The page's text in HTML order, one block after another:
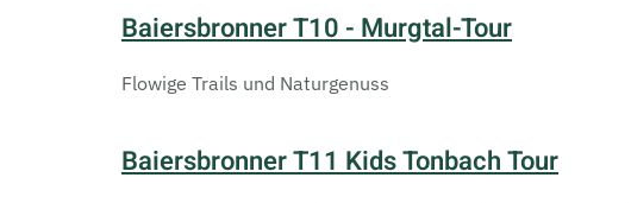
Baiersbronner T10 - Murgtal-Tour
Flowige Trails und Naturgenuss
Baiersbronner T11 Kids Tonbach Tour